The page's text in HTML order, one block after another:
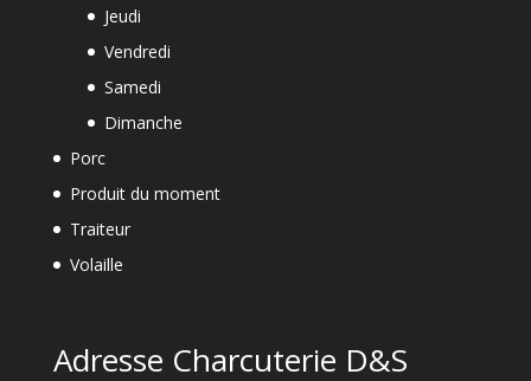
Jeudi
Vendredi
Samedi
Dimanche
Porc
Produit du moment
Traiteur
Volaille
Adresse Charcuterie D&S